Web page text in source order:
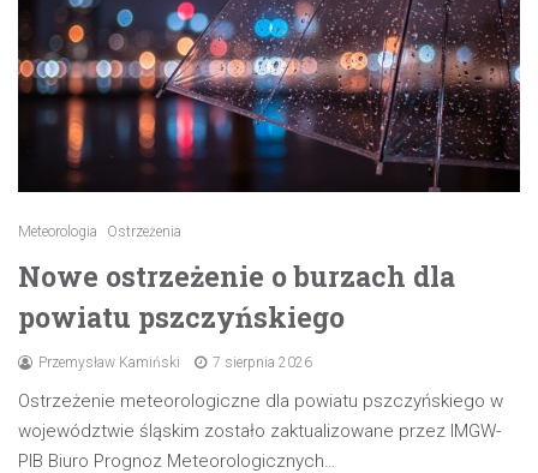
Meteorologia Ostrzeżenia
Nowe ostrzeżenie o burzach dla
powiatu pszczyńskiego
Przemysław Kamiński 7 sierpnia 2026
Ostrzeżenie meteorologiczne dla powiatu pszczyńskiego w
województwie śląskim zostało zaktualizowane przez IMGW-
PIB Biuro Prognoz Meteorologicznych…